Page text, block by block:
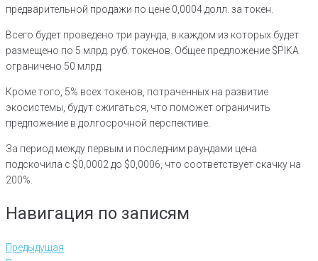
предварительной продажи по цене 0,0004 долл. за токен.
Всего будет проведено три раунда, в каждом из которых будет
размещено по 5 млрд. руб. токенов. Общее предложение $PIKA
ограничено 50 млрд.
Кроме того, 5% всех токенов, потраченных на развитие
экосистемы, будут сжигаться, что поможет ограничить
предложение в долгосрочной перспективе.
За период между первым и последним раундами цена
подскочила с $0,0002 до $0,0006, что соответствует скачку на
200%.
Навигация по записям
Предыдущая